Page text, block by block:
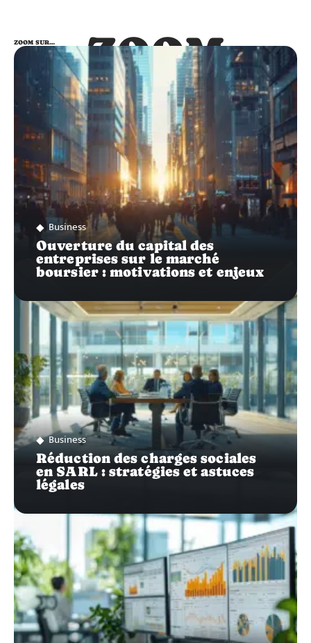
ZOOM
SUR…
ZOOM SUR…
Business
Ouverture du capital des
entreprises sur le marché
boursier : motivations et enjeux
Business
Réduction des charges sociales
en SARL : stratégies et astuces
légales